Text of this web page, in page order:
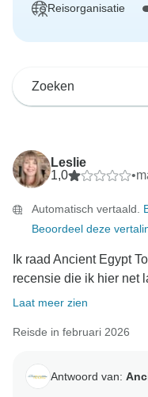
Reisorganisatie
Leslie
1,0
•
Automatisch vertaald.
Beoordeel deze
Ik raad Ancient Egypt
recensie die ik hier net
Laat meer zien
Reisde in februari 2026
Antwoord van: